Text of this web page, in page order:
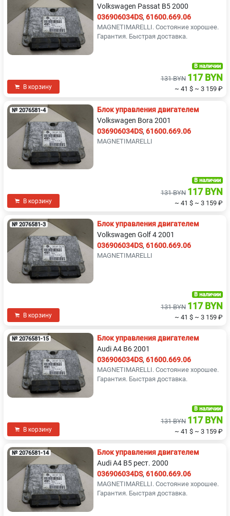
Volkswagen Passat B5 2000
036906034DS, 61600.669.06
MAGNETIMARELLI. Состояние хорошее.
Гарантия. Быстрая доставка.
В корзину
В наличии
131 BYN 117 BYN
~ 41 $ ~ 3 159 ₽
№ 2076581-4
Блок управления двигателем
Volkswagen Bora 2001
036906034DS, 61600.669.06
MAGNETIMARELLI
В корзину
В наличии
131 BYN 117 BYN
~ 41 $ ~ 3 159 ₽
№ 2076581-3
Блок управления двигателем
Volkswagen Golf 4 2001
036906034DS, 61600.669.06
MAGNETIMARELLI
В корзину
В наличии
131 BYN 117 BYN
~ 41 $ ~ 3 159 ₽
№ 2076581-15
Блок управления двигателем
Audi A4 B6 2001
036906034DS, 61600.669.06
MAGNETIMARELLI. Состояние хорошее.
Гарантия. Быстрая доставка.
В корзину
В наличии
131 BYN 117 BYN
~ 41 $ ~ 3 159 ₽
№ 2076581-14
Блок управления двигателем
Audi A4 B5 рест. 2000
036906034DS, 61600.669.06
MAGNETIMARELLI. Состояние хорошее.
Гарантия. Быстрая доставка.